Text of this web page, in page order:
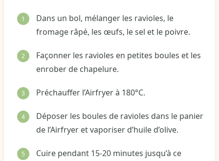
Dans un bol, mélanger les ravioles, le
fromage râpé, les œufs, le sel et le poivre.
Façonner les ravioles en petites boules et les
enrober de chapelure.
Préchauffer l’Airfryer à 180°C.
Déposer les boules de ravioles dans le panier
de l’Airfryer et vaporiser d’huile d’olive.
Cuire pendant 15-20 minutes jusqu’à ce